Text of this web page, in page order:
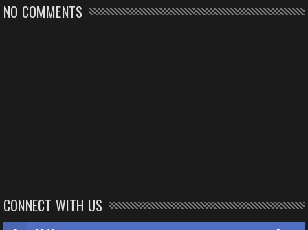
NO COMMENTS
CONNECT WITH US